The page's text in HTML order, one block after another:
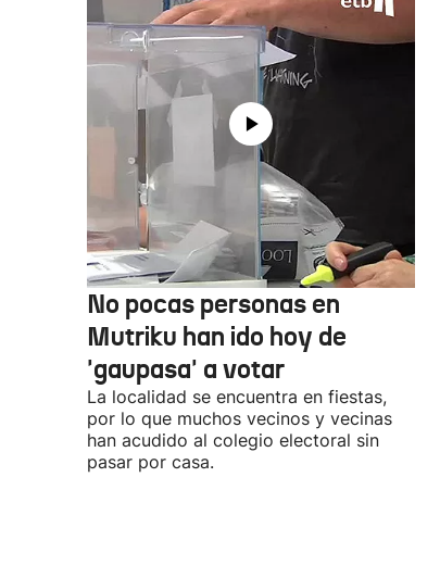
No pocas personas en
Mutriku han ido hoy de
'gaupasa' a votar
La localidad se encuentra en fiestas,
por lo que muchos vecinos y vecinas
han acudido al colegio electoral sin
pasar por casa.